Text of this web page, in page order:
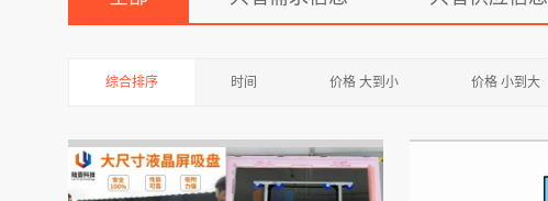
综合排序 时间 价格 大到小 价格 小到大